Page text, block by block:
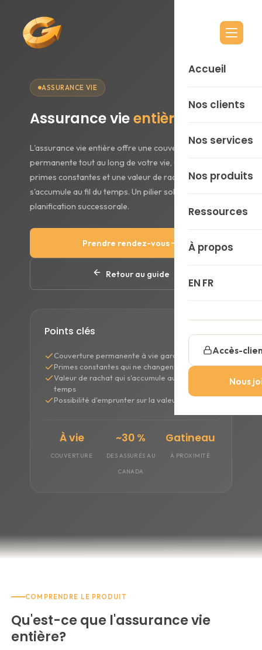
Accueil
Nos clients
Nos services
Personnel
Corporatif
Nos produits
Placements
Assurances
Ressources
Actualités
À propos
Notre
EN FR
Accès-
Nous
ASSURANCE VIE
Assurance vieentière
L'assurance vie entière offre une couverture
permanente tout au long de votre vie, avec des
primes constantes et une valeur de rachat qui
s'accumule au fil du temps. Un pilier solide pour la
planification successorale.
Prendre rendez-vous
Retour au guide
Points clés
Couverture permanente à vie garantie
Primes constantes qui ne changent jamais
Valeur de rachat qui s'accumule au fil du
temps
Possibilité d'emprunter sur la valeur de rachat
À vie
COUVERTURE
~30 %
DES ASSURÉS AU
CANADA
Gatineau
À PROXIMITÉ
COMPRENDRE LE PRODUIT
Qu'est-ce que l'assurance vie
entière?